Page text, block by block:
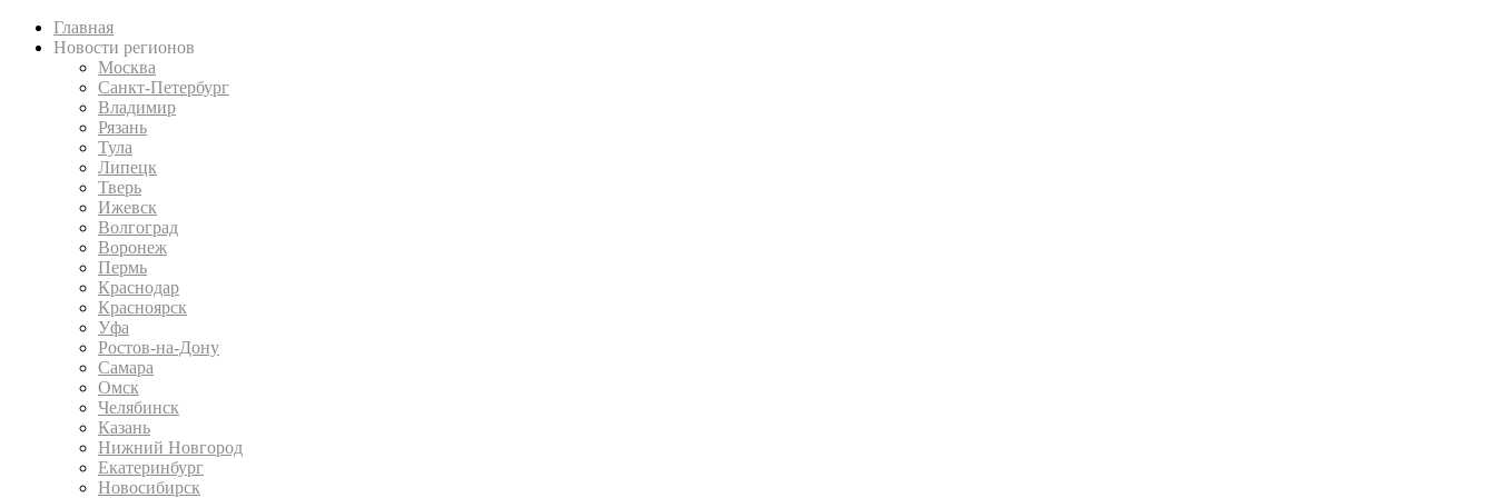
Главная
Новости регионов
Москва
Санкт-Петербург
Владимир
Рязань
Тула
Липецк
Тверь
Ижевск
Волгоград
Воронеж
Пермь
Краснодар
Красноярск
Уфа
Ростов-на-Дону
Самара
Омск
Челябинск
Казань
Нижний Новгород
Екатеринбург
Новосибирск